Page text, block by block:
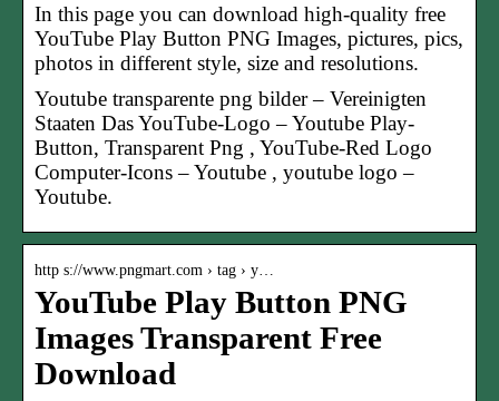
In this page you can download high-quality free
YouTube Play Button PNG Images, pictures, pics,
photos in different style, size and resolutions.
Youtube transparente png bilder – Vereinigten
Staaten Das YouTube-Logo – Youtube Play-
Button, Transparent Png , YouTube-Red Logo
Computer-Icons – Youtube , youtube logo –
Youtube.
http s://www.pngmart.com › tag › y…
YouTube Play Button PNG
Images Transparent Free
Download